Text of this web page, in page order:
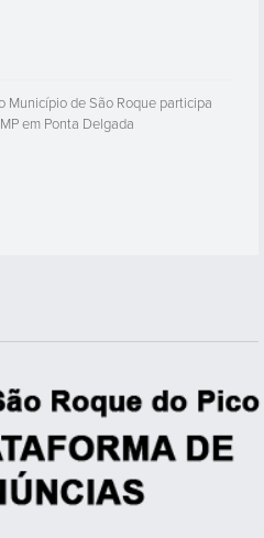
Município de São Roque participa
em Ponta Delgada